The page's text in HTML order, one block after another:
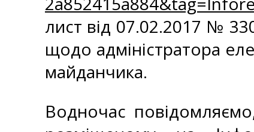
лист від 07.02.2017 №
щодо адміністратора
майданчика.
Водночас